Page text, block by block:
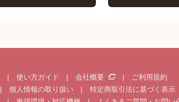
| 使い方ガイド | 会社概要 |
ご利用規約
| 個人情報の取り扱い |
特定商取引法に基づく表示